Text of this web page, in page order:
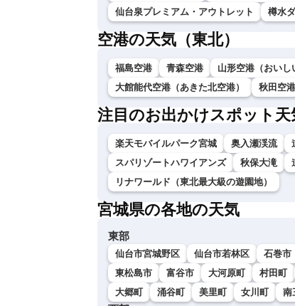
仙台泉プレミアム・アウトレット
樽水
空港の天気（東北）
福島空港 青森空港 山形空港（おいし
大館能代空港（あきた北空港）
秋田空港
注目のお出かけスポット天
楽天モバイルパーク宮城 奥入瀬渓流
スパリゾートハワイアンズ
秋保大滝
リナワールド（東北最大級の遊園地）
宮城県の各地の天気
東部
仙台市宮城野区 仙台市若林区 石巻市
東松島市
富谷市 大河原町 村田町
大郷町
涌谷町 美里町 女川町 南